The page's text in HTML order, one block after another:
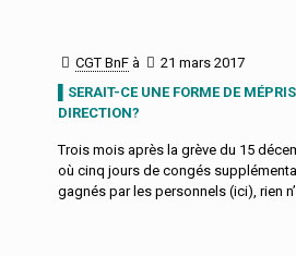
CGT BnF à
21 mars 2017
▌SERAIT-CE UNE FORME DE
DIRECTION?
Trois mois après la grève du 15
où cinq jours de congés
gagnés par les personnels (ici), rien